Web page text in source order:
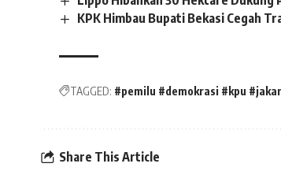
KPK Himbau Bupati Bekasi Cegah
TAGGED: #pemilu #demokrasi #kpu
Share This Article